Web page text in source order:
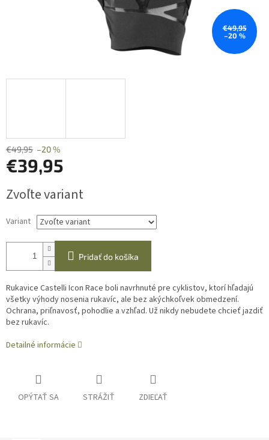
€49,95
–20 %
€49,95 –20 %
€39,95
cena:
Zvoľte variant
Variant
Pridať do košíka
Rukavice Castelli Icon Race boli navrhnuté pre cyklistov, ktorí hľadajú
všetky výhody nosenia rukavíc, ale bez akýchkoľvek obmedzení.
Ochrana, priľnavosť, pohodlie a vzhľad. Už nikdy nebudete chcieť jazdiť
bez rukavíc.
Detailné informácie
OPÝTAŤ SA STRÁŽIŤ ZDIEĽAŤ